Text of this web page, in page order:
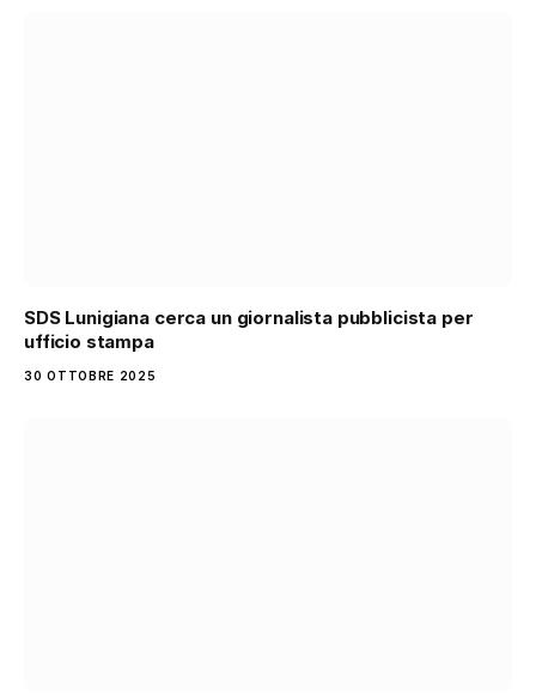
SDS Lunigiana cerca un giornalista pubblicista per
ufficio stampa
30 OTTOBRE 2025